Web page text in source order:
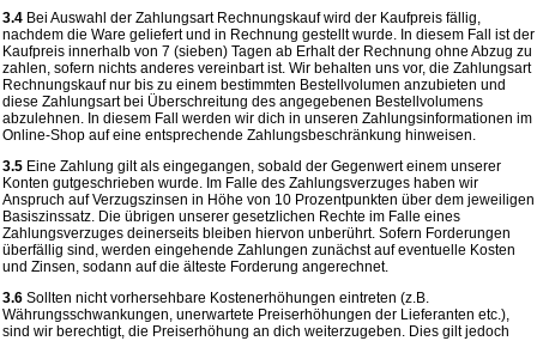
3.4 Bei Auswahl der Zahlungsart Rechnungskauf wird der Kaufpreis fällig,
nachdem die Ware geliefert und in Rechnung gestellt wurde. In diesem Fall ist der
Kaufpreis innerhalb von 7 (sieben) Tagen ab Erhalt der Rechnung ohne Abzug zu
zahlen, sofern nichts anderes vereinbart ist. Wir behalten uns vor, die Zahlungsart
Rechnungskauf nur bis zu einem bestimmten Bestellvolumen anzubieten und
diese Zahlungsart bei Überschreitung des angegebenen Bestellvolumens
abzulehnen. In diesem Fall werden wir dich in unseren Zahlungsinformationen im
Online-Shop auf eine entsprechende Zahlungsbeschränkung hinweisen.
3.5 Eine Zahlung gilt als eingegangen, sobald der Gegenwert einem unserer
Konten gutgeschrieben wurde. Im Falle des Zahlungsverzuges haben wir
Anspruch auf Verzugszinsen in Höhe von 10 Prozentpunkten über dem jeweiligen
Basiszinssatz. Die übrigen unserer gesetzlichen Rechte im Falle eines
Zahlungsverzuges deinerseits bleiben hiervon unberührt. Sofern Forderungen
überfällig sind, werden eingehende Zahlungen zunächst auf eventuelle Kosten
und Zinsen, sodann auf die älteste Forderung angerechnet.
3.6 Sollten nicht vorhersehbare Kostenerhöhungen eintreten (z.B.
Währungsschwankungen, unerwartete Preiserhöhungen der Lieferanten etc.),
sind wir berechtigt, die Preiserhöhung an dich weiterzugeben. Dies gilt jedoch